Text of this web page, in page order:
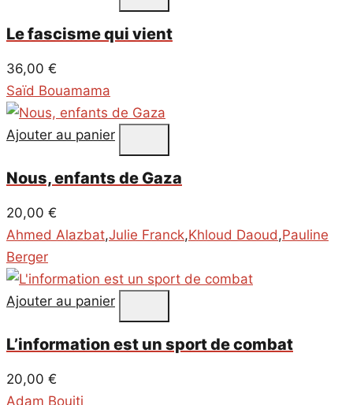
Le fascisme qui vient
36,00 €
Saïd Bouamama
Ajouter au panier
Nous, enfants de Gaza
20,00 €
Ahmed Alazbat,Julie Franck,Khloud Daoud,Pauline
Berger
Ajouter au panier
L’information est un sport de combat
20,00 €
Adam Bouiti